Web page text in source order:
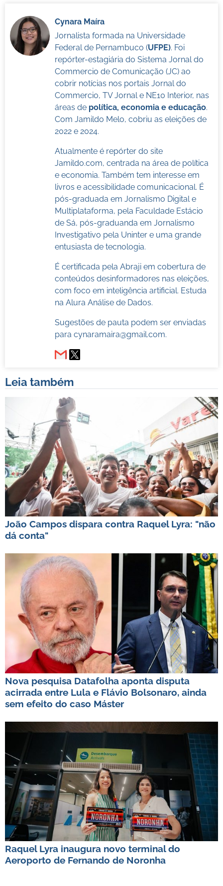
Cynara Maíra
Jornalista formada na Universidade
Federal de Pernambuco (UFPE). Foi
repórter-estagiária do Sistema Jornal do
Commercio de Comunicação (JC) ao
cobrir notícias nos portais Jornal do
Commercio, TV Jornal e NE10 Interior, nas
áreas de política, economia e educação.
Com Jamildo Melo, cobriu as eleições de
2022 e 2024.
Atualmente é repórter do site
Jamildo.com, centrada na área de política
e economia. Também tem interesse em
livros e acessibilidade comunicacional. É
pós-graduada em Jornalismo Digital e
Multiplataforma, pela Faculdade Estácio
de Sá, pós-graduanda em Jornalismo
Investigativo pela Uninter e uma grande
entusiasta de tecnologia.
É certificada pela Abraji em cobertura de
conteúdos desinformadores nas eleições,
com foco em inteligência artificial. Estuda
na Alura Análise de Dados.
Sugestões de pauta podem ser enviadas
para cynaramaira@gmail.com.
Leia também
João Campos dispara contra Raquel Lyra: "não
dá conta"
Nova pesquisa Datafolha aponta disputa
acirrada entre Lula e Flávio Bolsonaro, ainda
sem efeito do caso Máster
Raquel Lyra inaugura novo terminal do
Aeroporto de Fernando de Noronha